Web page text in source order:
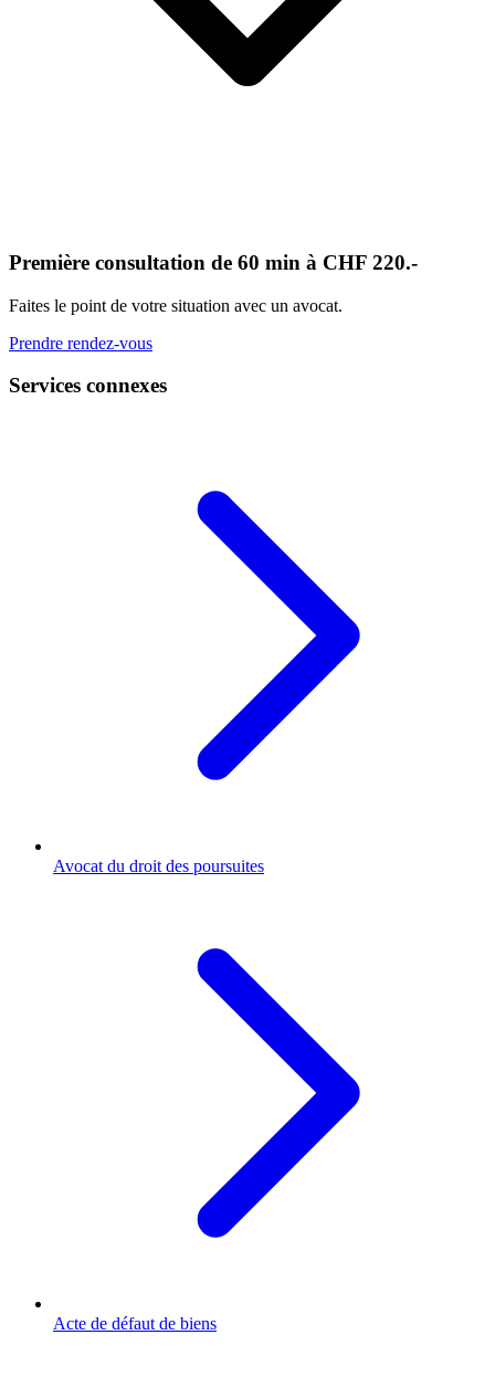
Première consultation de 60 min à CHF 220.-
Faites le point de votre situation avec un avocat.
Prendre rendez-vous
Services connexes
Avocat du droit des poursuites
Acte de défaut de biens